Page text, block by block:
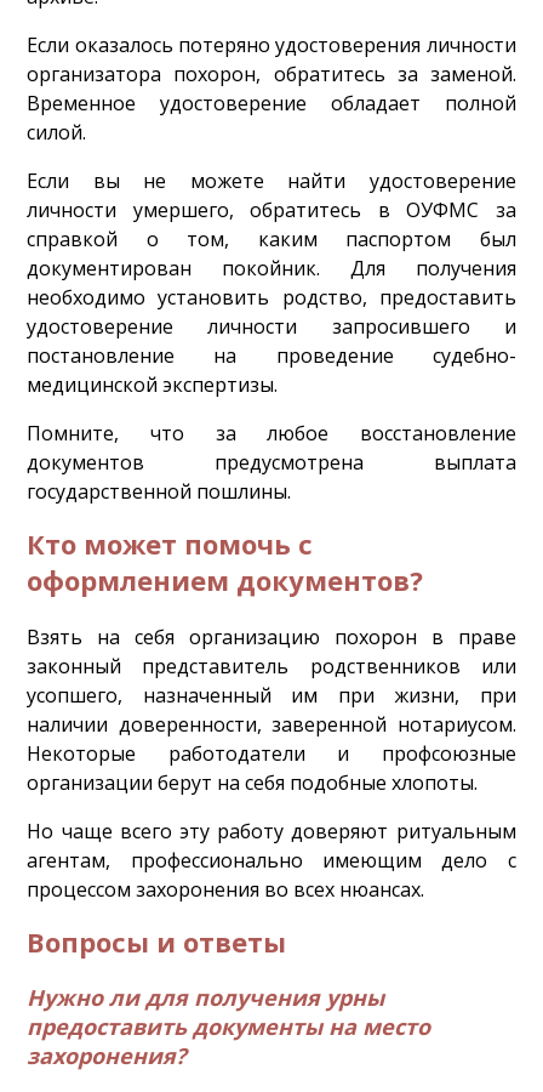
Если оказалось потеряно удостоверения личности
организатора похорон, обратитесь за заменой.
Временное удостоверение обладает полной
силой.
Если вы не можете найти удостоверение
личности умершего, обратитесь в ОУФМС за
справкой о том, каким паспортом был
документирован покойник. Для получения
необходимо установить родство, предоставить
удостоверение личности запросившего и
постановление на проведение судебно-
медицинской экспертизы.
Помните, что за любое восстановление
документов предусмотрена выплата
государственной пошлины.
Кто может помочь с
оформлением документов?
Взять на себя организацию похорон в праве
законный представитель родственников или
усопшего, назначенный им при жизни, при
наличии доверенности, заверенной нотариусом.
Некоторые работодатели и профсоюзные
организации берут на себя подобные хлопоты.
Но чаще всего эту работу доверяют ритуальным
агентам, профессионально имеющим дело с
процессом захоронения во всех нюансах.
Вопросы и ответы
Нужно ли для получения урны
предоставить документы на место
захоронения?